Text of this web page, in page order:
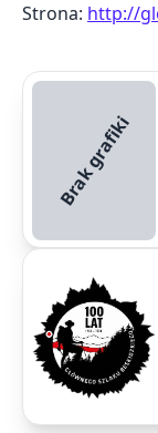
Strona: http://
Brak grafiki